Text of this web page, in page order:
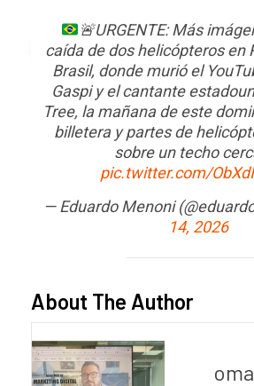
🚨URGENTE: Más
caída de dos helicópteros en
Brasil, donde murió el
Gaspi y el cantante
Tree, la mañana de este
billetera y partes de
sobre un techo
pic.twitter.com/
— Eduardo Menoni
14, 2026
About The Author